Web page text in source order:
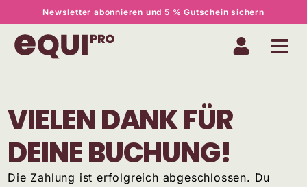
Newsletter abonnieren und 5 % Gutschein sichern
VIELEN DANK FÜR
DEINE BUCHUNG!
Die Zahlung ist erfolgreich abgeschlossen. Du